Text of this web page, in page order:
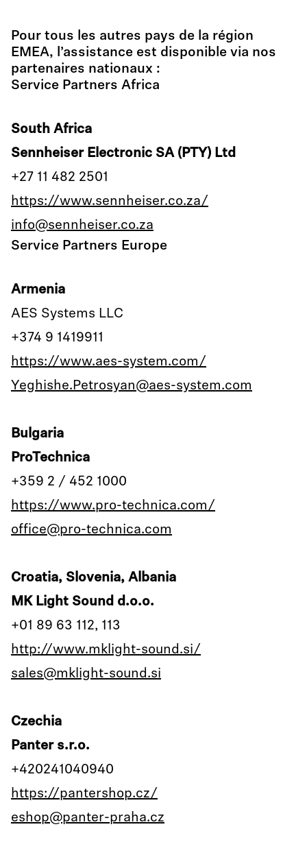
Pour tous les autres pays de la région
EMEA, l’assistance est disponible via nos
partenaires nationaux :
Service Partners Africa
South Africa
Sennheiser Electronic SA (PTY) Ltd
+27 11 482 2501
https://www.sennheiser.co.za/
info@sennheiser.co.za
Service Partners Europe
Armenia
AES Systems LLC
+374 9 1419911
https://www.aes-system.com/
Yeghishe.Petrosyan@aes-system.com
Bulgaria
ProTechnica
+359 2 / 452 1000
https://www.pro-technica.com/
office@pro-technica.com
Croatia, Slovenia, Albania
MK Light Sound d.o.o.
+01 89 63 112, 113
http://www.mklight-sound.si/
sales@mklight-sound.si
Czechia
Panter s.r.o.
+420241040940
https://pantershop.cz/
eshop@panter-praha.cz